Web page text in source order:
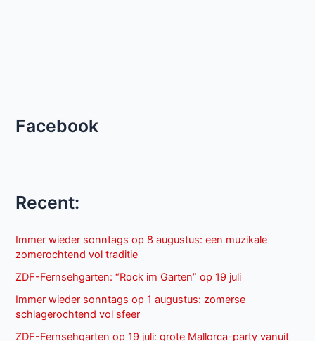
Facebook
Recent:
Immer wieder sonntags op 8 augustus: een muzikale
zomerochtend vol traditie
ZDF-Fernsehgarten: “Rock im Garten” op 19 juli
Immer wieder sonntags op 1 augustus: zomerse
schlagerochtend vol sfeer
ZDF-Fernsehgarten op 19 juli: grote Mallorca-party vanuit